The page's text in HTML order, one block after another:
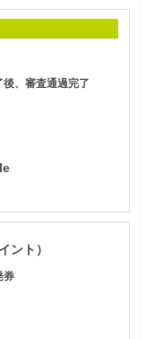
、審査通過完了
ント）
券